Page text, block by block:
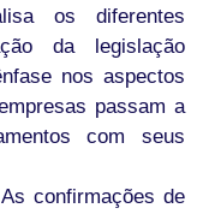
os diferentes
da legislação
nos aspectos
passam a
com seus
confirmações de